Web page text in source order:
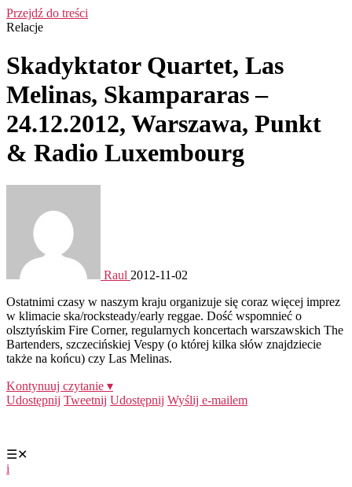
Przejdź do treści
Relacje
Skadyktator Quartet, Las
Melinas, Skampararas –
24.12.2012, Warszawa, Punkt
& Radio Luxembourg
Raul 2012-11-02
Ostatnimi czasy w naszym kraju organizuje się coraz więcej imprez
w klimacie ska/rocksteady/early reggae. Dość wspomnieć o
olsztyńskim Fire Corner, regularnych koncertach warszawskich The
Bartenders, szczecińskiej Vespy (o której kilka słów znajdziecie
także na końcu) czy Las Melinas.
Kontynuuj czytanie ▾
Udostępnij Tweetnij Udostępnij Wyślij e-mailem
☰✕
i